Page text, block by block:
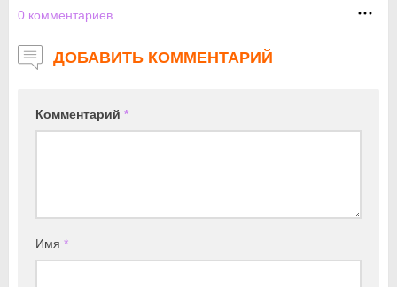
0 комментариев
ДОБАВИТЬ КОММЕНТАРИЙ
Комментарий *
Имя *